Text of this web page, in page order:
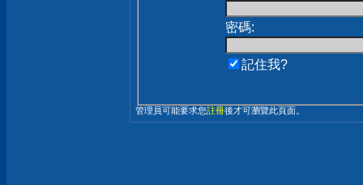
密碼:
記住我?
管理員可能要求您註冊後才可瀏覽此頁面。